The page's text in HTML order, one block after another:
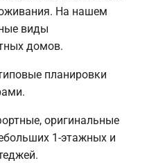
На нашем
виды
домов.
планировки
оригинальные
1-этажных и